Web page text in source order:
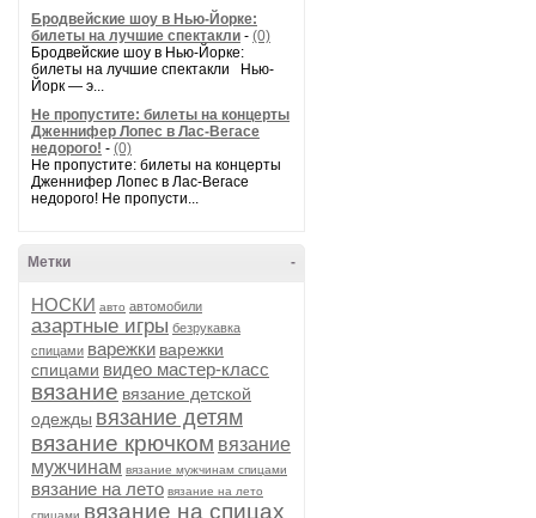
Бродвейские шоу в Нью-Йорке:
билеты на лучшие спектакли - (0)
Бродвейские шоу в Нью-Йорке:
билеты на лучшие спектакли Нью-
Йорк — э...
Не пропустите: билеты на концерты
Дженнифер Лопес в Лас-Вегасе
недорого! - (0)
Не пропустите: билеты на концерты
Дженнифер Лопес в Лас-Вегасе
недорого! Не пропусти...
-
Метки
НОСКИ авто автомобили
азартные игры безрукавка
спицами варежки варежки
спицами видео мастер-класс
вязание вязание детской
одежды вязание детям
вязание крючком вязание
мужчинам вязание мужчинам спицами
вязание на лето вязание на лето
спицами вязание на спицах